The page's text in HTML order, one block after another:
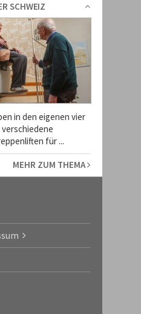
SCHWEIZ
in den eigenen vier
für ...
MEHR ZUM THEMA